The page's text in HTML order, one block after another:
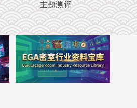
主题测评